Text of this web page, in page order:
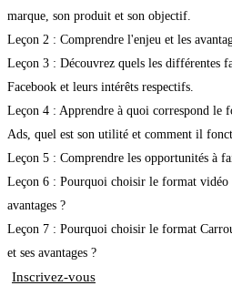
marque, son produit et son objectif.
Leçon 2 : Comprendre l'enjeu et les
Leçon 3 : Découvrez quels les différentes
Facebook et leurs intérêts respectifs.
Leçon 4 : Apprendre à quoi correspond le
Ads, quel est son utilité et comment il
Leçon 5 : Comprendre les opportunités à
Leçon 6 : Pourquoi choisir le format vidéo
avantages ?
Leçon 7 : Pourquoi choisir le format
et ses avantages ?
Inscrivez-vous